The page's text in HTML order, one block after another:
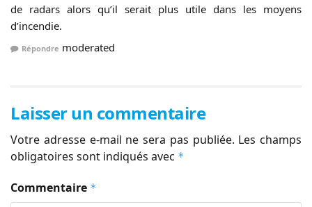
de radars alors qu’il serait plus utile dans les moyens
d’incendie.
Répondre moderated
Laisser un commentaire
Votre adresse e-mail ne sera pas publiée. Les champs
obligatoires sont indiqués avec *
Commentaire *